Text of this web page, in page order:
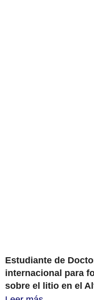
Estudiante de
internacional para
sobre el litio en el